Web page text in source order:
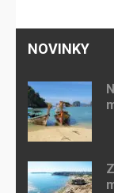
NOVINKY